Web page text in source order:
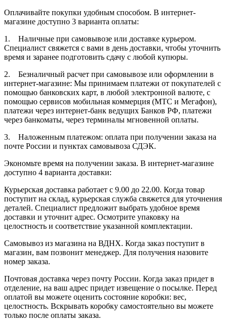
Оплачивайте покупки удобным способом. В интернет-
магазине доступно 3 варианта оплаты:
1. Наличные при самовывозе или доставке курьером.
Специалист свяжется с вами в день доставки, чтобы уточнить
время и заранее подготовить сдачу с любой купюры.
2. Безналичный расчет при самовывозе или оформлении в
интернет-магазине: Мы принимаем платежи от покупателей с
помощью банковских карт, в любой электронной валюте, с
помощью сервисов мобильная коммерция (МТС и Мегафон),
платежи через интернет-банк ведущих Банков РФ, платежи
через банкоматы, через терминалы мгновенной оплаты.
3. Наложенным платежом: оплата при получении заказа на
почте России и пунктах самовывоза СДЭК.
Экономьте время на получении заказа. В интернет-магазине
доступно 4 варианта доставки:
Курьерская доставка работает с 9.00 до 22.00. Когда товар
поступит на склад, курьерская служба свяжется для уточнения
деталей. Специалист предложит выбрать удобное время
доставки и уточнит адрес. Осмотрите упаковку на
целостность и соответствие указанной комплектации.
Самовывоз из магазина на ВДНХ. Когда заказ поступит в
магазин, вам позвонит менеджер. Для получения назовите
номер заказа.
Почтовая доставка через почту России. Когда заказ придет в
отделение, на ваш адрес придет извещение о посылке. Перед
оплатой вы можете оценить состояние коробки: вес,
целостность. Вскрывать коробку самостоятельно вы можете
только после оплаты заказа.